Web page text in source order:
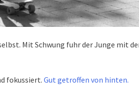
Mit Schwung fuhr der Junge mit
fokussiert. Gut getroffen von hinten.